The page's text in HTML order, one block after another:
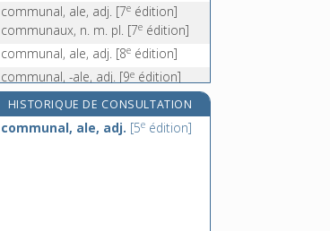
communal, ale, adj. [7e édition]
communaux, n. m. pl. [7e édition]
communal, ale, adj. [8e édition]
communal, -ale, adj. [9e édition]
HISTORIQUE DE CONSULTATION
communal, ale, adj. [5e édition]